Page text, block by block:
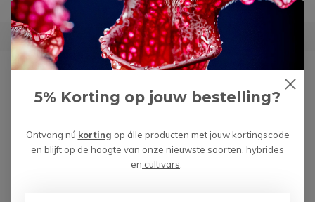
Latijnse naam
Kleuren
Standplaats
Bekijk alle specificaties
Heb je een vraag over dit product?
5% Korting op jouw bestelling?
Ontvang nú korting op álle producten met jouw kortingscode
en blijft op de hoogte van onze nieuwste soorten, hybrides
en cultivars